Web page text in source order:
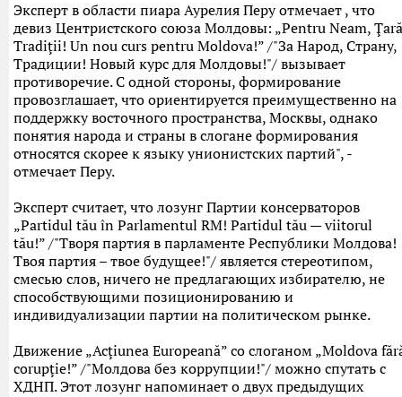
Эксперт в области пиара Аурелия Перу отмечает , что
девиз Центристского союза Молдовы: „Pentru Neam,
Tradiţii! Un nou curs pentru Moldova!” /"За Народ, Страну,
Традиции! Новый курс для Молдовы!"/ вызывает
противоречие. С одной стороны, формирование
провозглашает, что ориентируется преимущественно на
поддержку восточного пространства, Москвы, однако
понятия народа и страны в слогане формирования
относятся скорее к языку унионистских партий", -
отмечает Перу.
Эксперт считает, что лозунг Партии консерваторов
„Partidul tău în Parlamentul RM! Partidul tău — viitorul
tău!” /"Творя партия в парламенте Республики Молдова!
Твоя партия – твое будущее!"/ является стереотипом,
смесью слов, ничего не предлагающих избирателю, не
способствующими позиционированию и
индивидуализации партии на политическом рынке.
Движение „Acţiunea Europeană” со слоганом „Moldova
corupţie!” /"Молдова без коррупции!"/ можно спутать с
ХДНП. Этот лозунг напоминает о двух предыдущих